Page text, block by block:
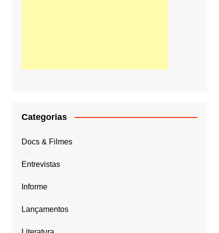
Categorias
Docs & Filmes
Entrevistas
Informe
Lançamentos